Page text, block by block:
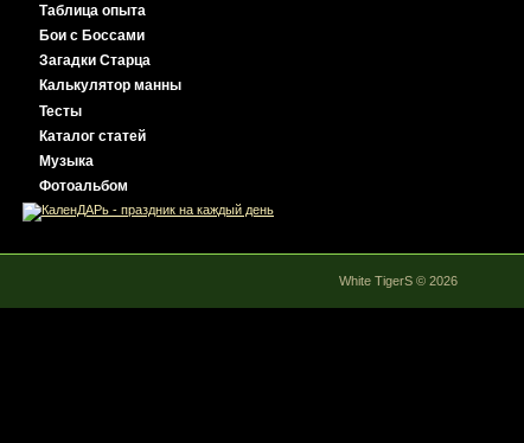
Таблица опыта
Бои с Боссами
Загадки Старца
Калькулятор манны
Тесты
Каталог статей
Музыка
Фотоальбом
White TigerS © 2026